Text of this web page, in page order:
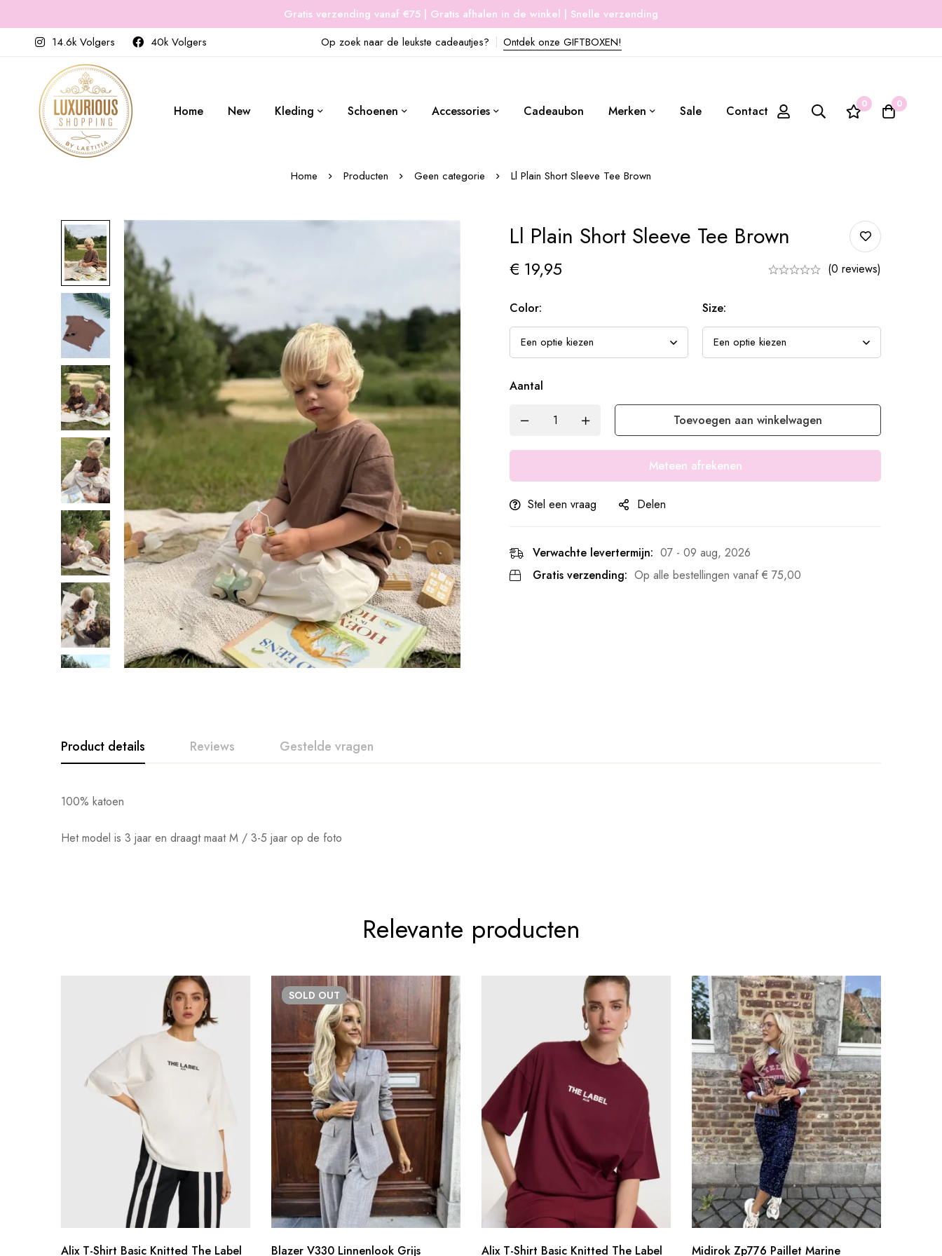
Gratis verzending vanaf €75 | Gratis afhalen in de winkel | Snelle verzending
14.6k Volgers
40k Volgers Op zoek naar de leukste cadeautjes? Ontdek onze GIFTBOXEN!
Home New Kleding Schoenen Accessories Cadeaubon Merken Sale Contact 0 0
Home Producten Geen categorie Ll Plain Short Sleeve Tee Brown
Ll Plain Short Sleeve Tee Brown
€ 19,95 (0 reviews)
Color: Size:
Aantal
Toevoegen aan winkelwagen
Meteen afrekenen
Stel een vraag Delen
Verwachte levertermijn: 07 - 09 aug, 2026
Gratis verzending: Op alle bestellingen vanaf € 75,00
Product details Reviews Gestelde vragen
100% katoen
Het model is 3 jaar en draagt maat M / 3-5 jaar op de foto
Relevante producten
Alix T-Shirt Basic Knitted The Label
SOLD OUT
Blazer V330 Linnenlook Grijs Alix T-Shirt Basic Knitted The Label Midirok Zp776 Paillet Marine